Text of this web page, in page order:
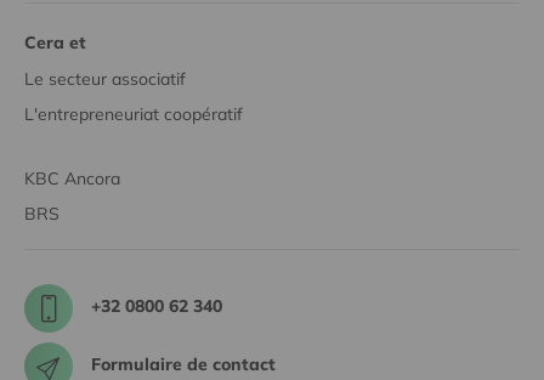
Cera et
Le secteur associatif
L'entrepreneuriat coopératif
KBC Ancora
BRS
+32 0800 62 340
Formulaire de contact